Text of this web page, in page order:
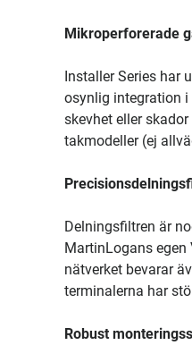
Mikroperforerade
Installer Series har
osynlig integration
skevhet eller
takmodeller (ej
Delningsfiltren är
MartinLogans
nätverket bevarar
terminalerna har
Robust